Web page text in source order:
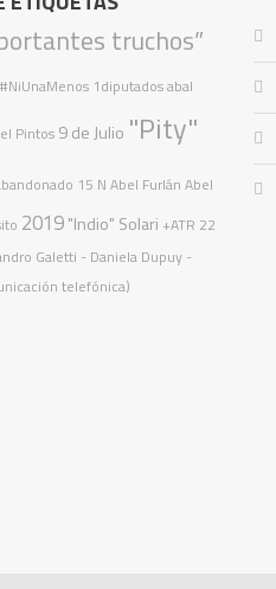
truchos”
#NiUnaMenos 1diputadosabal
Pintos 9 de Julio "Pity"
15 N Abel Furlán Abel
2019"Indio" Solari +ATR 22
Galetti - Daniela Dupuy -
telefónica)